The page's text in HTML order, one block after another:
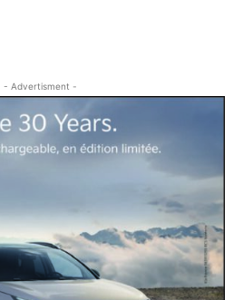
- Advertisment -